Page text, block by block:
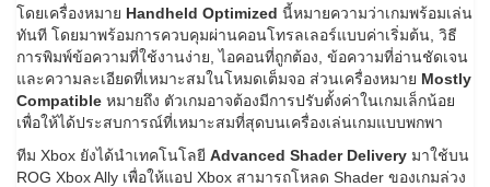
โดยเครื่องหมาย Handheld Optimized นี้หมายความว่าเกมพร้อมเล่น
ทันที โดยมาพร้อมการควบคุมผ่านคอนโทรลเลอร์แบบค่าเริ่มต้น, วิธี
การพิมพ์ข้อความที่ใช้งานง่าย, ไอคอนที่ถูกต้อง, ข้อความที่อ่านชัดเจน
และความละเอียดที่เหมาะสมในโหมดเต็มจอ ส่วนเครื่องหมาย Mostly
Compatible หมายถึง ตัวเกมอาจต้องมีการปรับตั้งค่าในเกมเล็กน้อย
เพื่อให้ได้ประสบการณ์ที่เหมาะสมที่สุดบนเครื่องเล่นเกมแบบพกพา
ทีม Xbox ยังได้นำเทคโนโลยี Advanced Shader Delivery มาใช้บน
ROG Xbox Ally เพื่อให้แอป Xbox สามารถโหลด Shader ของเกมล่วง